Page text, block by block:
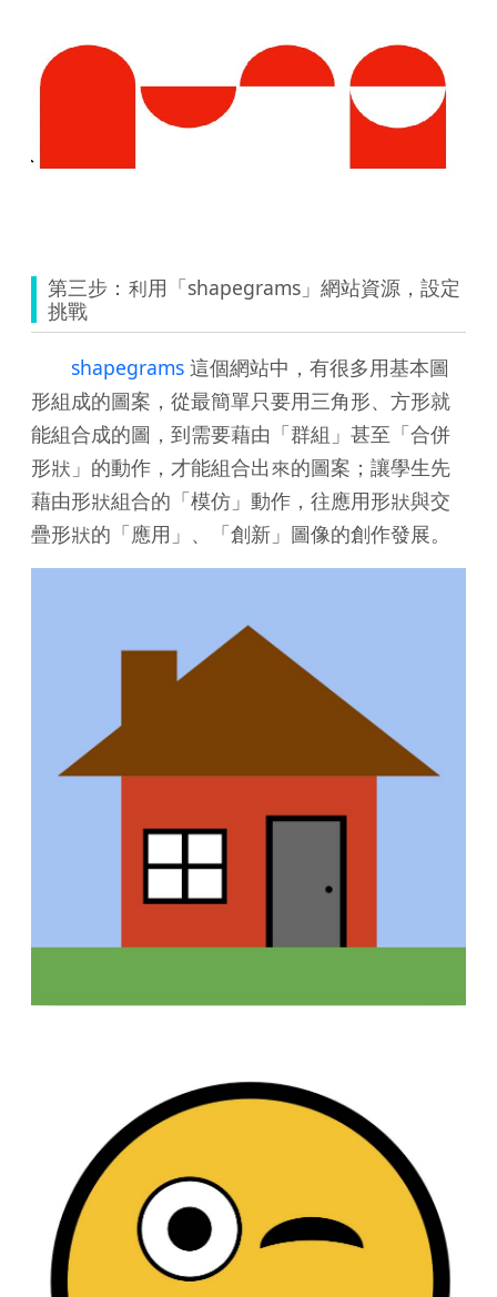
第三步：利用「shapegrams」網站資源，設定
挑戰
shapegrams 這個網站中，有很多用基本圖
形組成的圖案，從最簡單只要用三角形、方形就
能組合成的圖，到需要藉由「群組」甚至「合併
形狀」的動作，才能組合出來的圖案；讓學生先
藉由形狀組合的「模仿」動作，往應用形狀與交
疊形狀的「應用」、「創新」圖像的創作發展。